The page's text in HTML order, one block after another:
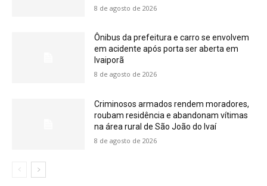
8 de agosto de 2026
Ônibus da prefeitura e carro se envolvem
em acidente após porta ser aberta em
Ivaiporã
8 de agosto de 2026
Criminosos armados rendem moradores,
roubam residência e abandonam vítimas
na área rural de São João do Ivaí
8 de agosto de 2026